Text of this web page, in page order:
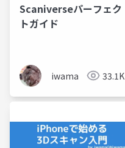
Scaniverseパーフェク
トガイド
iwama 33.1K